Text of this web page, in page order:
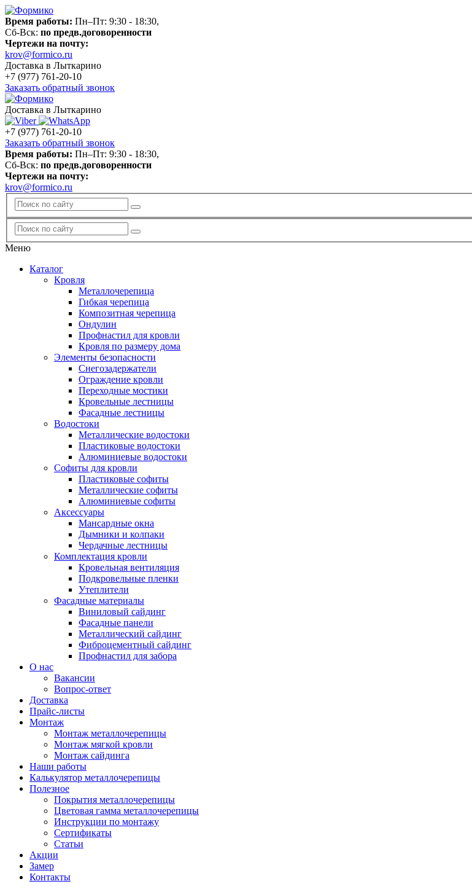
Время работы: Пн–Пт: 9:30 - 18:30,
Сб-Вск: по предв.договоренности
Чертежи на почту:
krov@formico.ru
Доставка в Лыткарино
+7 (977) 761-20-10
Заказать обратный звонок
Доставка в Лыткарино
+7 (977) 761-20-10
Заказать обратный звонок
Время работы: Пн–Пт: 9:30 - 18:30,
Сб-Вск: по предв.договоренности
Чертежи на почту:
krov@formico.ru
Меню
Каталог
Кровля
Металлочерепица
Гибкая черепица
Композитная черепица
Ондулин
Профнастил для кровли
Кровля по размеру дома
Элементы безопасности
Снегозадержатели
Ограждение кровли
Переходные мостики
Кровельные лестницы
Фасадные лестницы
Водостоки
Металлические водостоки
Пластиковые водостоки
Алюминиевые водостоки
Софиты для кровли
Пластиковые софиты
Металлические софиты
Алюминиевые софиты
Аксессуары
Мансардные окна
Дымники и колпаки
Чердачные лестницы
Комплектация кровли
Кровельная вентиляция
Подкровельные пленки
Утеплители
Фасадные материалы
Виниловый сайдинг
Фасадные панели
Металлический сайдинг
Фиброцементный сайдинг
Профнастил для забора
О нас
Вакансии
Вопрос-ответ
Доставка
Прайс-листы
Монтаж
Монтаж металлочерепицы
Монтаж мягкой кровли
Монтаж сайдинга
Наши работы
Калькулятор металлочерепицы
Полезное
Покрытия металлочерепицы
Цветовая гамма металлочерепицы
Инструкции по монтажу
Сертификаты
Статьи
Акции
Замер
Контакты